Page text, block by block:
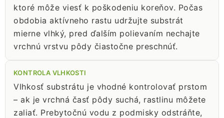
ktoré môže viesť k poškodeniu koreňov. Počas
obdobia aktívneho rastu udržujte substrát
mierne vlhký, pred ďalším polievaním nechajte
vrchnú vrstvu pôdy čiastočne preschnúť.
KONTROLA VLHKOSTI
Vlhkosť substrátu je vhodné kontrolovať prstom
– ak je vrchná časť pôdy suchá, rastlinu môžete
zaliať. Prebytočnú vodu z podmisky odstráňte,